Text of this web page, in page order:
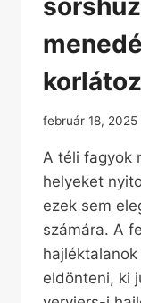
február 18, 2025
A téli fagyok
helyeket
ezek sem
számára. A
eldönteni, ki